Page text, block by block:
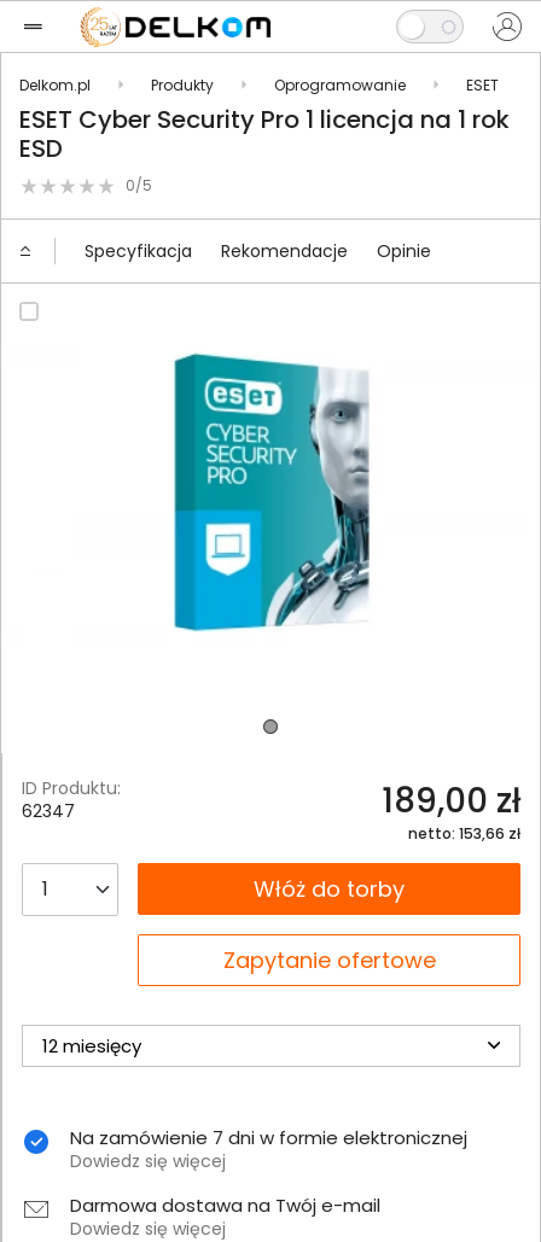
Delkom.pl Produkty Oprogramowanie ESET
ESET Cyber Security Pro 1 licencja na 1 rok
ESD
0/5
Specyfikacja Rekomendacje Opinie
ID Produktu:
62347
189,00 zł
netto: 153,66 zł
__B2C.PRODUCT.QUANTITYWłóż do torby
Zapytanie ofertowe
12 miesięcy
Na zamówienie 7 dni w formie elektronicznej
Dowiedz się więcej
Darmowa dostawa na Twój e-mail
Dowiedz się więcej